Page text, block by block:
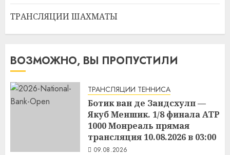
ТРАНСЛЯЦИИ ШАХМАТЫ
ВОЗМОЖНО, ВЫ ПРОПУСТИЛИ
ТРАНСЛЯЦИИ ТЕННИСА
Ботик ван де Зандсхулп —
Якуб Меншик. 1/8 финала ATP
1000 Монреаль прямая
трансляция 10.08.2026 в 03:00
09.08.2026